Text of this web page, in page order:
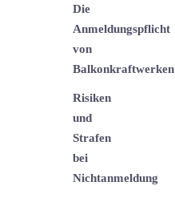
Die
Anmeldungspflicht
von
Balkonkraftwerken
Risiken
und
Strafen
bei
Nichtanmeldung